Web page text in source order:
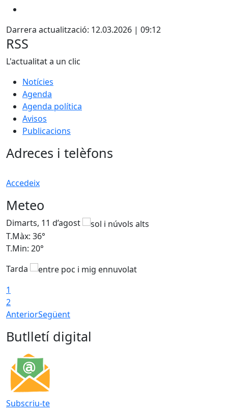
Darrera actualització: 12.03.2026 | 09:12
RSS
L'actualitat a un clic
Notícies
Agenda
Agenda política
Avisos
Publicacions
Adreces i telèfons
Accedeix
Meteo
Dimarts, 11 d’agost
T.Màx: 36°
T.Min: 20°
Tarda
1
2
AnteriorSegüent
Butlletí digital
Subscriu-te